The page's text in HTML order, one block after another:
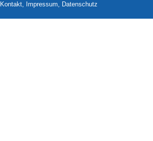
Kontakt, Impressum, Datenschutz